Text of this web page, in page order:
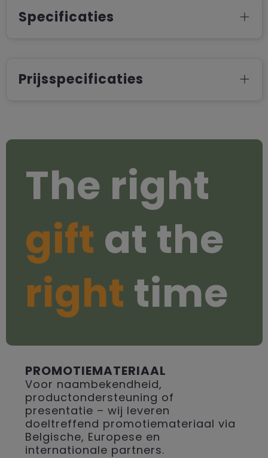
Specificaties
Prijsspecificaties
The right
gift at the
right time
PROMOTIEMATERIAAL
Voor naambekendheid,
productondersteuning of
presentatie – wij leveren
doeltreffend promotiemateriaal via
Belgische, Europese en
internationale partners.